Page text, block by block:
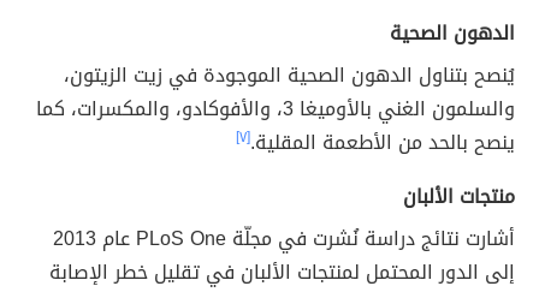
الدهون الصحية
يُنصح بتناول الدهون الصحية الموجودة في زيت الزيتون،
والسلمون الغني بالأوميغا 3، والأفوكادو، والمكسرات، كما
ينصح بالحد من الأطعمة المقلية.[٧]
منتجات الألبان
أشارت نتائج دراسة نُشرت في مجلّة PLoS One عام 2013
إلى الدور المحتمل لمنتجات الألبان في تقليل خطر الإصابة